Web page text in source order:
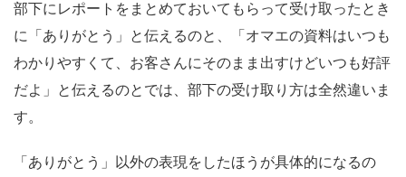
部下にレポートをまとめておいてもらって受け取ったとき
に「ありがとう」と伝えるのと、「オマエの資料はいつも
わかりやすくて、お客さんにそのまま出すけどいつも好評
だよ」と伝えるのとでは、部下の受け取り方は全然違いま
す。
「ありがとう」以外の表現をしたほうが具体的になるの